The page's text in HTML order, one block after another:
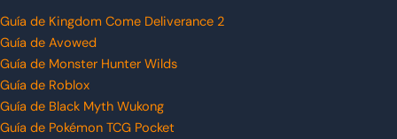
Guía de Kingdom Come Deliverance 2
Guía de Avowed
Guía de Monster Hunter Wilds
Guía de Roblox
Guía de Black Myth Wukong
Guía de Pokémon TCG Pocket